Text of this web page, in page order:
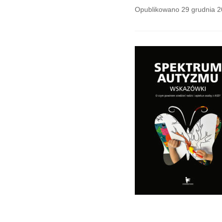
Opublikowano 29 grudnia